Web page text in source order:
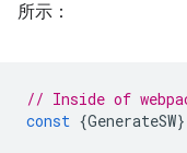
所示：
// Inside of
const {GenerateSW}